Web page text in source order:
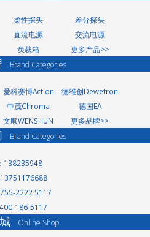
柔性探头
差分探头
直流电源
交流电源
负载箱 更多产品>>
Brand Categories
爱科赛博Action
德维创Dewetron
中茂Chroma
德国EA
文顺WENSHUN 更多品牌>>
Brand Categories
138235948
2222 5117
186-5117
Online Shop
网络测试仪
网络测试仪